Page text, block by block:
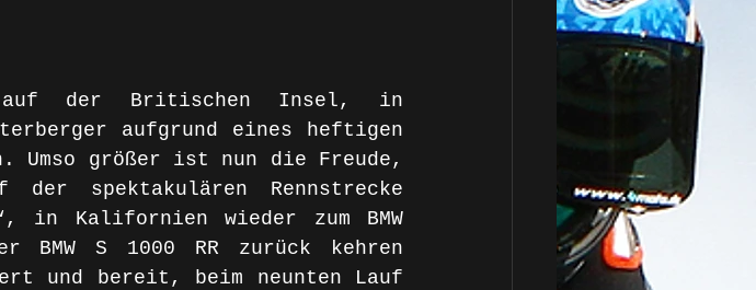
auf der Britischen Insel, in
aufgrund eines heftigen
größer ist nun die Freude,
spektakulären Rennstrecke
in Kalifornien wieder zum BMW
BMW S 1000 RR zurück kehren
und bereit, beim neunten Lauf